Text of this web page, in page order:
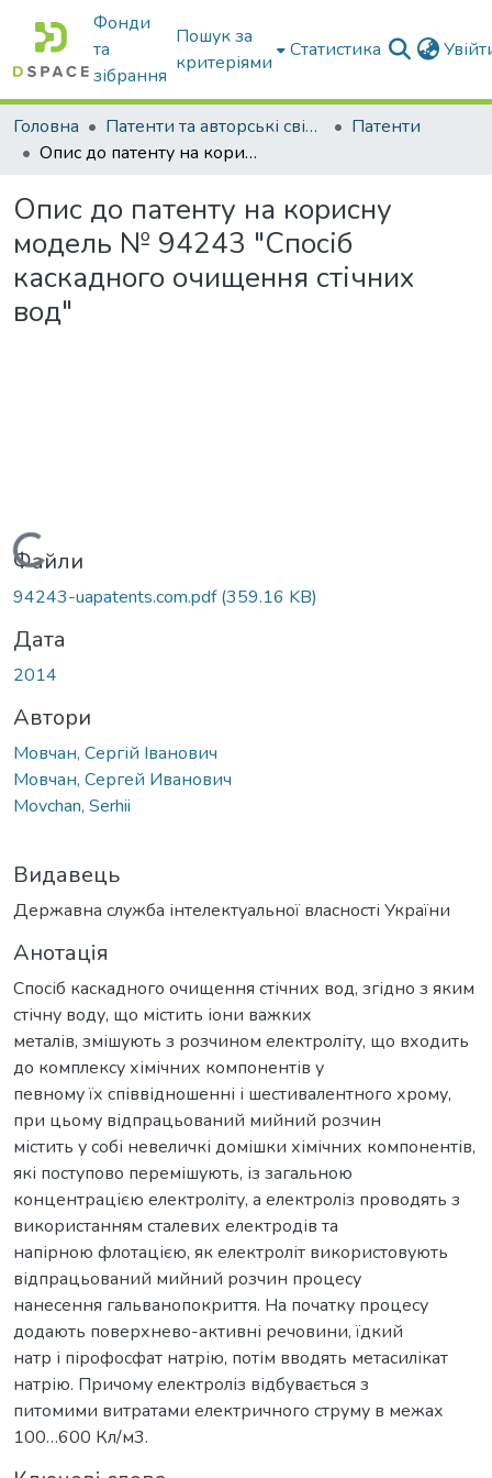
Фонди
та
зібрання
Пошук за
критеріями
Статистика
Головна Патенти та авторські свідоцтва
Патенти
Опис до патенту на корисну модель № 94243 "Спосіб каскадного очищення стічних вод"
Опис до патенту на корисну
модель № 94243 "Спосіб
каскадного очищення стічних
вод"
Вантажиться...
Файли
94243-uapatents.com.pdf(359.16 KB)
Дата
2014
Автори
Мовчан, Сергій Іванович
Мовчан, Сергей Иванович
Movchan, Serhii
Видавець
Державна служба інтелектуальної власності України
Анотація
Спосіб каскадного очищення стічних вод, згідно з яким
стічну воду, що містить іони важких
металів, змішують з розчином електроліту, що входить
до комплексу хімічних компонентів у
певному їх співвідношенні і шестивалентного хрому,
при цьому відпрацьований мийний розчин
містить у собі невеличкі домішки хімічних компонентів,
які поступово перемішують, із загальною
концентрацією електроліту, а електроліз проводять з
використанням сталевих електродів та
напірною флотацією, як електроліт використовують
відпрацьований мийний розчин процесу
нанесення гальванопокриття. На початку процесу
додають поверхнево-активні речовини, їдкий
натр і пірофосфат натрію, потім вводять метасилікат
натрію. Причому електроліз відбувається з
питомими витратами електричного струму в межах
100…600 Кл/м3.